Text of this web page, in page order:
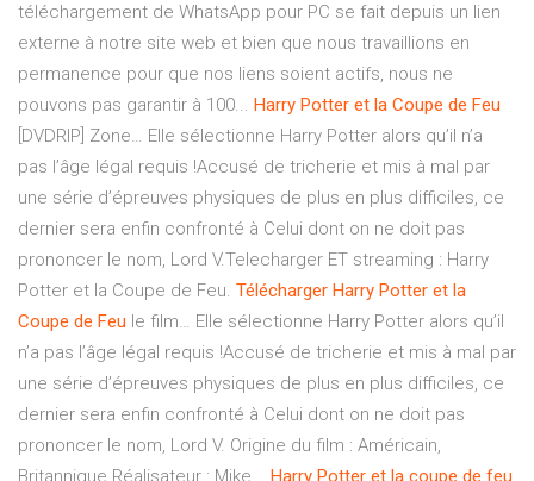
téléchargement de WhatsApp pour PC se fait depuis un lien
externe à notre site web et bien que nous travaillions en
permanence pour que nos liens soient actifs, nous ne
pouvons pas garantir à 100... Harry Potter et la Coupe de Feu
[DVDRIP] Zone… Elle sélectionne Harry Potter alors qu’il n’a
pas l’âge légal requis !Accusé de tricherie et mis à mal par
une série d’épreuves physiques de plus en plus difficiles, ce
dernier sera enfin confronté à Celui dont on ne doit pas
prononcer le nom, Lord V.Telecharger ET streaming : Harry
Potter et la Coupe de Feu. Télécharger Harry Potter et la
Coupe de Feu le film… Elle sélectionne Harry Potter alors qu’il
n’a pas l’âge légal requis !Accusé de tricherie et mis à mal par
une série d’épreuves physiques de plus en plus difficiles, ce
dernier sera enfin confronté à Celui dont on ne doit pas
prononcer le nom, Lord V. Origine du film : Américain,